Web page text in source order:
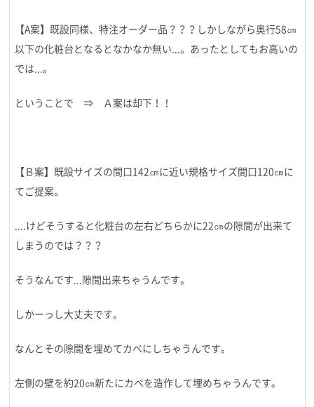
【A案】既設同様、特注オーダー品？？？しかしながら奥行58㎝
以下の化粧台となるとなかなか無い...。あったとしてもお高いの
では...。
ということで ⇒ Ａ案は却下！！
【Ｂ案】既設サイズの間口142㎝に近い規格サイズ間口120㎝に
てご提案。
....けどそうすると化粧台の左右どちらかに22㎝の隙間が出来て
しまうのでは？？？
そうなんです...隙間出来ちゃうんです。
しかーっし大丈夫です。
なんとその隙間を埋めてカベにしちゃうんです。
左側の壁を約20㎝新たにカベを造作して埋めちゃうんです。